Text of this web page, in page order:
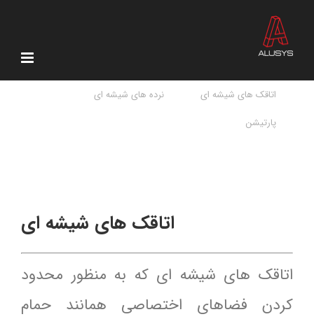
content
اتاقک های شیشه ای
نرده های شیشه ای
پارتیشن
اتاقک های شیشه ای
اتاقک هاى شیشه اى که به منظور محدود
کردن فضاهای اختصاصی همانند حمام